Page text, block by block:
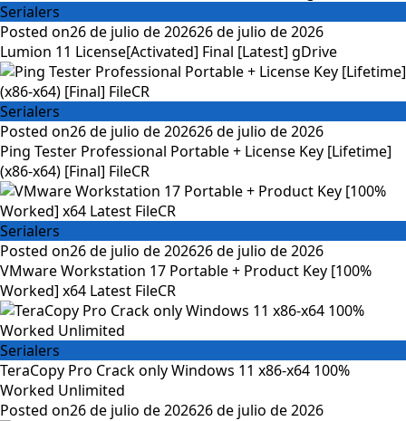
Serialers
Posted on26 de julio de 202626 de julio de 2026
Lumion 11 License[Activated] Final [Latest] gDrive
Serialers
Posted on26 de julio de 202626 de julio de 2026
Ping Tester Professional Portable + License Key [Lifetime]
(x86-x64) [Final] FileCR
Serialers
Posted on26 de julio de 202626 de julio de 2026
VMware Workstation 17 Portable + Product Key [100%
Worked] x64 Latest FileCR
Serialers
TeraCopy Pro Crack only Windows 11 x86-x64 100%
Worked Unlimited
Posted on26 de julio de 202626 de julio de 2026